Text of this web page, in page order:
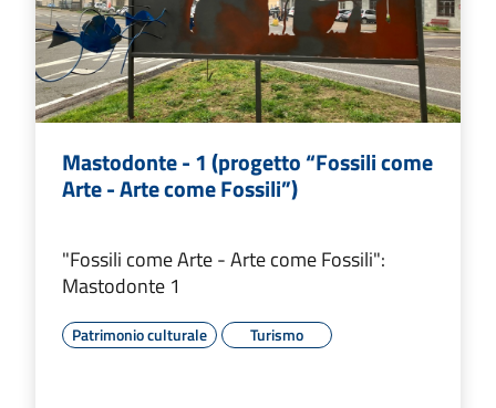
Mastodonte - 1 (progetto “Fossili come
Arte - Arte come Fossili”)
"Fossili come Arte - Arte come Fossili":
Mastodonte 1
Patrimonio culturale Turismo